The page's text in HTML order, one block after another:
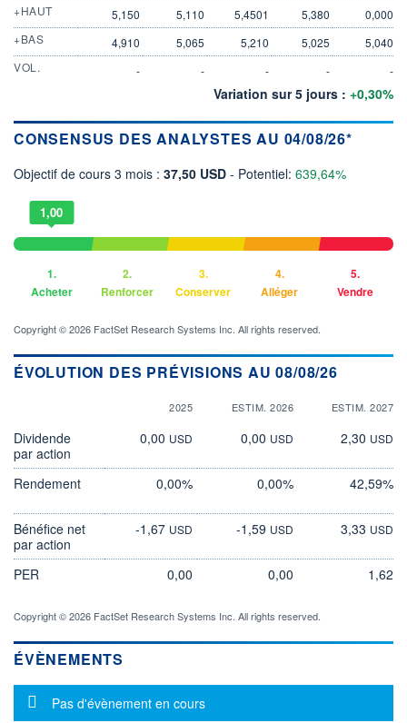
+HAUT
5,150 5,110 5,4501 5,380
0,000
+BAS
4,910 5,065 5,210 5,025
5,040
VOL.
- - - - -
Variation sur 5 jours : +0,30%
CONSENSUS DES ANALYSTES AU 04/08/26*
Objectif de cours 3 mois : 37,50 USD - Potentiel: 639,64%
1,00
1.
Acheter
2.
Renforcer
3.
Conserver
4.
Alléger
5.
Vendre
Copyright © 2026 FactSet Research Systems Inc. All rights reserved.
ÉVOLUTION DES PRÉVISIONS AU 08/08/26
2025 ESTIM. 2026 ESTIM. 2027
Dividende
par action
0,00 USD 0,00 USD 2,30 USD
Rendement 0,00% 0,00% 42,59%
Bénéfice net
par action
-1,67 USD -1,59 USD 3,33 USD
PER 0,00 0,00 1,62
Copyright © 2026 FactSet Research Systems Inc. All rights reserved.
ÉVÈNEMENTS
Message d'information
Pas d'évènement en cours